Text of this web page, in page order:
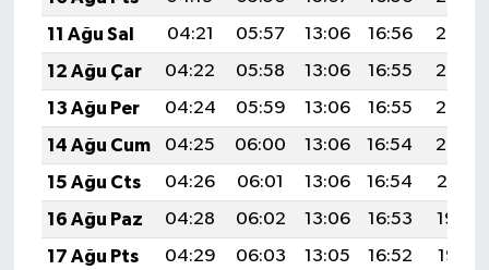
11 Ağu Sal
04:21 05:57 13:06 16:56
20:06
12 Ağu Çar
04:22 05:58 13:06 16:55
20:05
13 Ağu Per
04:24 05:59 13:06 16:55
20:03
14 Ağu Cum
04:25 06:00 13:06 16:54
20:02
15 Ağu Cts
04:26 06:01 13:06 16:54
20:01
16 Ağu Paz
04:28 06:02 13:06 16:53
19:59
17 Ağu Pts
04:29 06:03 13:05 16:52
19:58